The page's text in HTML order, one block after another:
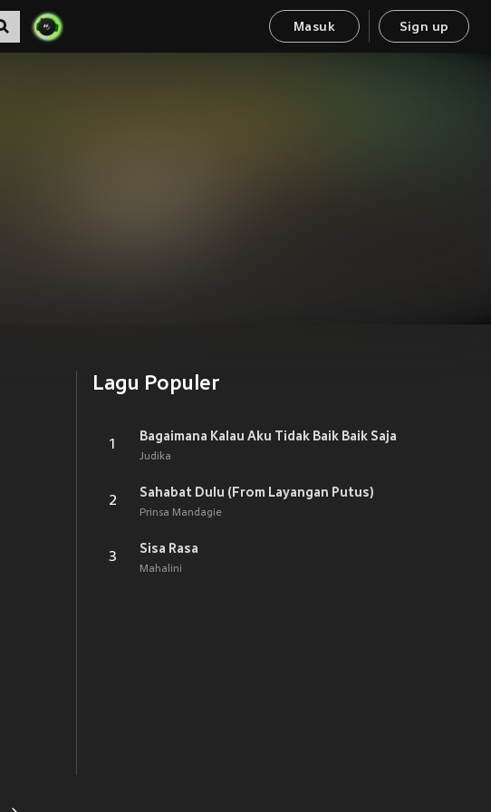
Masuk Sign up
Lagu Populer
1
Bagaimana Kalau Aku Tidak Baik Baik Saja
Judika
2
Sahabat Dulu (From Layangan Putus)
Prinsa Mandagie
3
Sisa Rasa
Mahalini